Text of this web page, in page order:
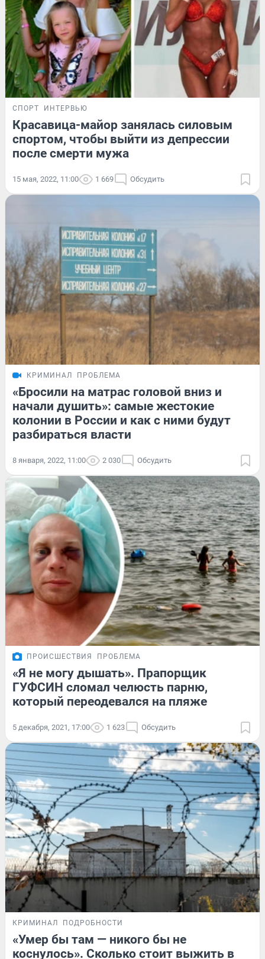
СПОРТ ИНТЕРВЬЮ
Красавица-майор занялась силовым
спортом, чтобы выйти из депрессии
после смерти мужа
15 мая, 2022, 11:00 1 669 Обсудить
КРИМИНАЛ ПРОБЛЕМА
«Бросили на матрас головой вниз и
начали душить»: самые жестокие
колонии в России и как с ними будут
разбираться власти
8 января, 2022, 11:00 2 030 Обсудить
ПРОИСШЕСТВИЯ ПРОБЛЕМА
«Я не могу дышать». Прапорщик
ГУФСИН сломал челюсть парню,
который переодевался на пляже
5 декабря, 2021, 17:00 1 623 Обсудить
КРИМИНАЛ ПОДРОБНОСТИ
«Умер бы там — никого бы не
коснулось». Сколько стоит выжить в